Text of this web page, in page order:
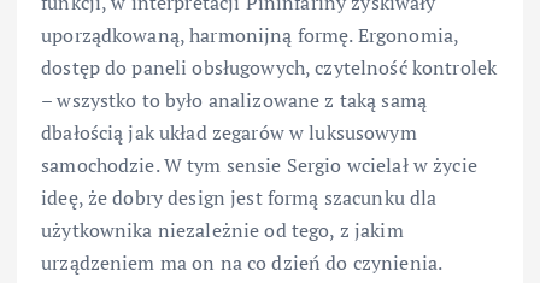
uporządkowaną, harmonijną formę. Ergonomia,
dostęp do paneli obsługowych, czytelność kontrolek
– wszystko to było analizowane z taką samą
dbałością jak układ zegarów w luksusowym
samochodzie. W tym sensie Sergio wcielał w życie
ideę, że dobry design jest formą szacunku dla
użytkownika niezależnie od tego, z jakim
urządzeniem ma on na co dzień do czynienia.